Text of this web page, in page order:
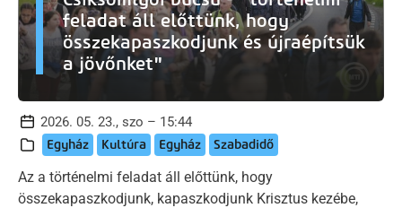
feladat áll előttünk, hogy
összekapaszkodjunk és újraépítsük
a jövőnket"
2026. 05. 23., szo – 15:44
Egyház Kultúra Egyház Szabadidő
Az a történelmi feladat áll előttünk, hogy
összekapaszkodjunk, kapaszkodjunk Krisztus kezébe,